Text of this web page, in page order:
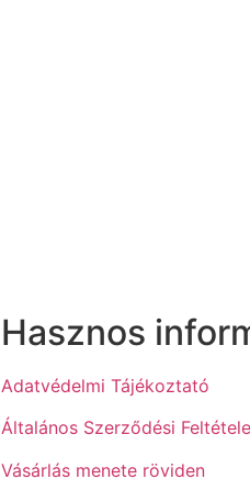
Hasznos
Adatvédelmi Tájékoztató
Általános Szerződési
Vásárlás menete röviden